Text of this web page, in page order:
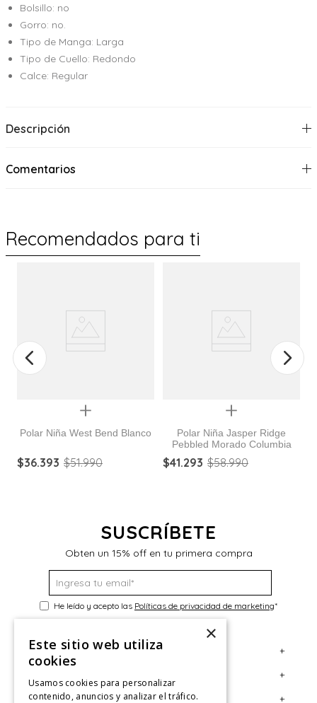
Bolsillo: no
Gorro: no.
Tipo de Manga: Larga
Tipo de Cuello: Redondo
Calce: Regular
Descripción
Comentarios
Recomendados para ti
Quickview
Polar Niña West Bend Blanco
$36.393 $51.990
Quickview
Polar Niña Jasper Ridge
Pebbled Morado Columbia
$41.293 $58.990
SUSCRÍBETE
Obten un 15% off en tu primera compra
He leído y acepto las Políticas de privacidad de marketing*
Servicio al Consumidor +
Centro de Ayuda
Contáctanos
+
Términos y Condiciones
Cuenta +
×
Este sitio web utiliza
cookies
Usamos cookies para personalizar
contenido, anuncios y analizar el tráfico.